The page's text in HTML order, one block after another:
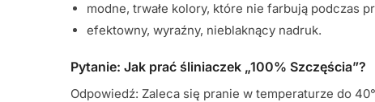
modne, trwałe kolory, które nie farbują podczas
efektowny, wyraźny, nieblaknący nadruk.
Pytanie: Jak prać śliniaczek „100% Szczęścia”?
Odpowiedź: Zaleca się pranie w temperaturze do